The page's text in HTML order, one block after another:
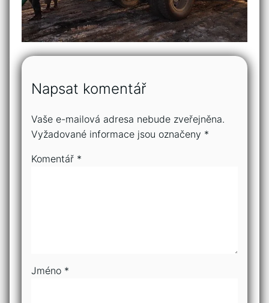
Napsat komentář
Vaše e-mailová adresa nebude zveřejněna.
Vyžadované informace jsou označeny *
Komentář *
Jméno *